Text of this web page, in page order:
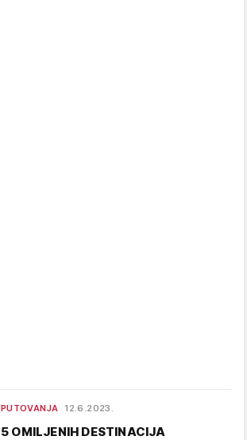
PUTOVANJA 12.6.2023.
5 OMILJENIH DESTINACIJA